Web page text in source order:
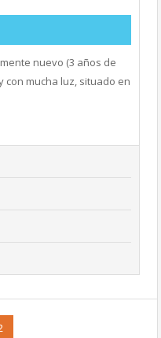
nuevo (3 años de
con mucha luz, situado en